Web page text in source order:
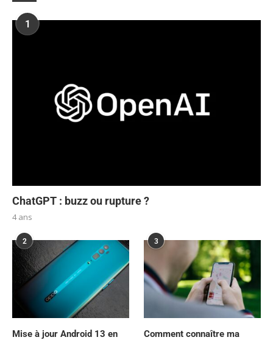
1
ChatGPT : buzz ou rupture ?
4 ans
2
Mise à jour Android 13 en
3
Comment connaître ma